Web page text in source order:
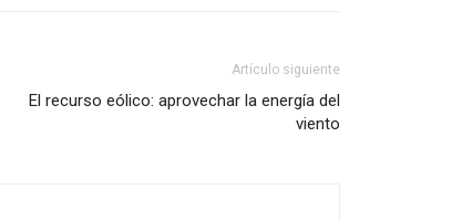
Artículo siguiente
El recurso eólico: aprovechar la energía del
viento